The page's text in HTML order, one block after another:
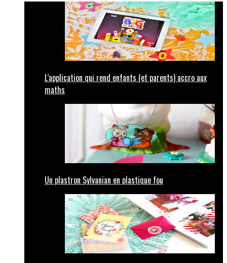
L’application qui rend enfants (et parents) accro aux
maths
Un plastron Sylvanian en plastique fou